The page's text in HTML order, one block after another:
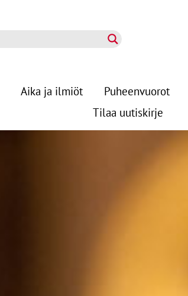
Aika ja ilmiöt Puheenvuorot
Tilaa uutiskirje